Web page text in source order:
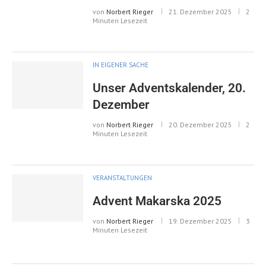
von Norbert Rieger 21. Dezember 2025
2
Minuten Lesezeit
IN EIGENER SACHE
Unser Adventskalender, 20.
Dezember
von Norbert Rieger 20. Dezember 2025
2
Minuten Lesezeit
VERANSTALTUNGEN
Advent Makarska 2025
von Norbert Rieger 19. Dezember 2025
3
Minuten Lesezeit